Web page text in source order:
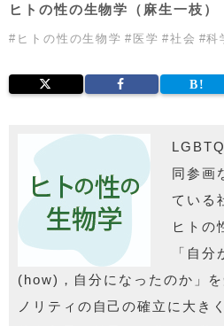
ヒトの性の生物学（麻生一枝
# ヒトの性の生物学 # 医学 #社会 #科
同参画
ている
ヒトの
「自
(how)，自分になったのか」
ノリティの自己の確立に大き